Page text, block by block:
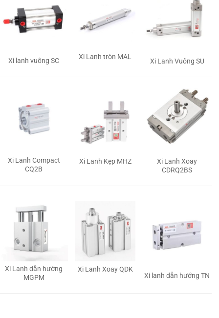
Xi lanh vuông SC Xi Lanh tròn MAL
Xi Lanh Vuông SU
Xi Lanh Compact
CQ2B
Xi Lanh Kẹp MHZ
Xi Lanh Xoay
CDRQ2BS
Xi Lanh dẫn hướng
MGPM
Xi Lanh Xoay QDK
Xi lanh dẫn hướng TN